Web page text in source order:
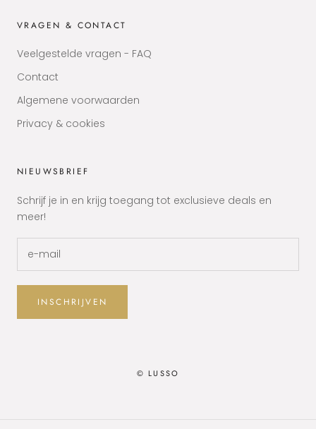
VRAGEN & CONTACT
Veelgestelde vragen - FAQ
Contact
Algemene voorwaarden
Privacy & cookies
NIEUWSBRIEF
Schrijf je in en krijg toegang tot exclusieve deals en
meer!
INSCHRIJVEN
© LUSSO